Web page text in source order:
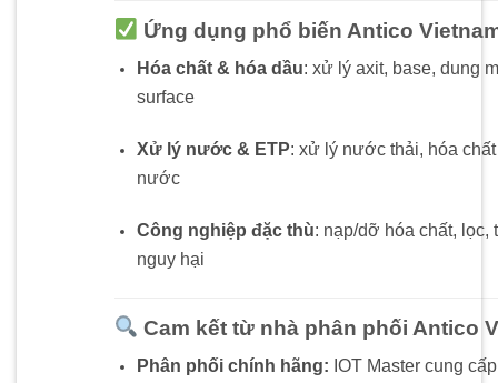
Ứng dụng phổ biến Antico
Hóa chất & hóa dầu: xử lý axit, base, dung
surface
Xử lý nước & ETP: xử lý nước thải, hóa
nước
Công nghiệp đặc thù: nạp/dỡ hóa chất, lọc,
nguy hại
Cam kết từ nhà phân phối Antico
Phân phối chính hãng: IOT Master cung